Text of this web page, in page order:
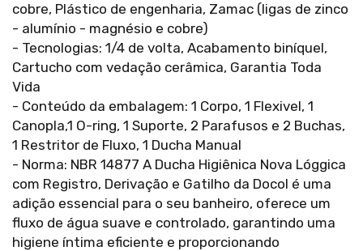
cobre, Plástico de engenharia, Zamac (ligas de zinco
- alumínio - magnésio e cobre)
- Tecnologias: 1/4 de volta, Acabamento biníquel,
Cartucho com vedação cerâmica, Garantia Toda
Vida
- Conteúdo da embalagem: 1 Corpo, 1 Flexivel, 1
Canopla,1 O-ring, 1 Suporte, 2 Parafusos e 2 Buchas,
1 Restritor de Fluxo, 1 Ducha Manual
- Norma: NBR 14877 A Ducha Higiênica Nova Lóggica
com Registro, Derivação e Gatilho da Docol é uma
adição essencial para o seu banheiro, oferece um
fluxo de água suave e controlado, garantindo uma
higiene íntima eficiente e proporcionando